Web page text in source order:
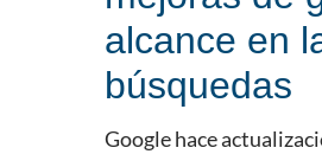
alcance en
búsquedas
Google hace